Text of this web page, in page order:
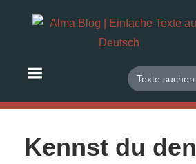
Deutsch
mit
und
Search
for:
Kennst du den